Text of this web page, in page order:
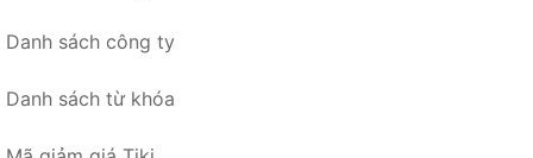
Danh sách công ty
Danh sách từ khóa